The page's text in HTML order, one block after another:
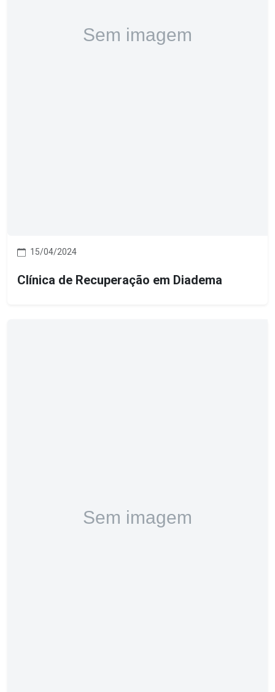
15/04/2024
Clínica de Recuperação em Diadema